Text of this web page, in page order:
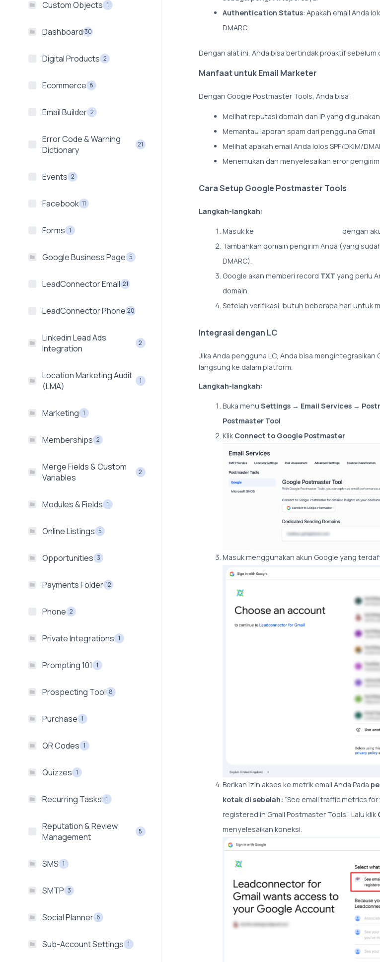
Custom Objects 1
Dashboard 30
Digital Products 2
Ecommerce 8
Email Builder 2
Error Code & Warning
Dictionary
21
Events 2
Facebook 11
Forms 1
Google Business Page 5
LeadConnector Email 21
LeadConnector Phone 28
Linkedin Lead Ads
Integration
2
Location Marketing Audit
(LMA)
1
Marketing 1
Memberships 2
Merge Fields & Custom
Variables
2
Modules & Fields 1
Online Listings 5
Opportunities 3
Payments Folder 12
Phone 2
Private Integrations 1
Prompting 101 1
Prospecting Tool 8
Purchase 1
QR Codes 1
Quizzes 1
Recurring Tasks 1
Reputation & Review
Management
5
SMS 1
SMTP 3
Social Planner 6
Sub-Account Settings 1
Authentication Status: Apakah email Anda
DMARC.
Dengan alat ini, Anda bisa bertindak proaktif
Manfaat untuk Email Marketer
Dengan Google Postmaster Tools, Anda bisa:
Melihat reputasi domain dan IP yang digunakan
Memantau laporan spam dari pengguna Gmail
Melihat apakah email Anda lolos SPF/DKIM/
Menemukan dan menyelesaikan error
Cara Setup Google Postmaster Tools
Langkah-langkah:
Masuk ke
dengan
Tambahkan domain pengirim Anda (yang sudah
DMARC).
Google akan memberi record TXT yang perlu
domain.
Setelah verifikasi, butuh beberapa hari untuk
Integrasi dengan LC
Jika Anda pengguna LC, Anda bisa mengintegrasikan
langsung ke dalam platform.
Langkah-langkah:
Buka menu Settings → Email Services →
Postmaster Tool
Klik Connect to Google Postmaster
Masuk menggunakan akun Google yang
Berikan izin akses ke metrik email Anda.Pada
kotak di sebelah: “See email traffic metrics
registered in Gmail Postmaster Tools.” Lalu klik
menyelesaikan koneksi.